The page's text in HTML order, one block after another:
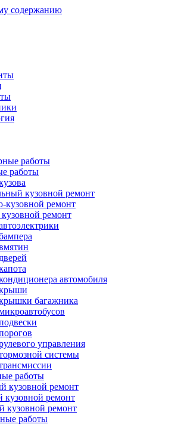
содержанию
работы
работы
кузовной ремонт
кузовной ремонт
ремонт
автомобиля
багажника
управления
системы
работы
кузовной ремонт
кузовной ремонт
кузовной ремонт
работы